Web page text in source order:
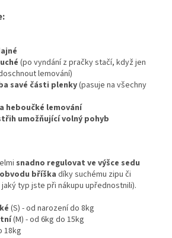
(po vyndání z pračky stačí, když jen
lemování)
savé části plenky(pasuje na všechny
heboučké lemování
umožňující volný pohyb
snadno regulovat ve výšce sedu
bříška díky suchému zipu či
typ jste při nákupu upřednostnili).
(S) - od narození do 8kg
(M) - od 6kg do 15kg
18kg